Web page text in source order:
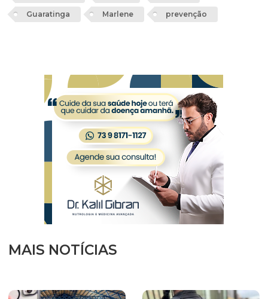
Guaratinga Marlene prevenção
MAIS NOTÍCIAS